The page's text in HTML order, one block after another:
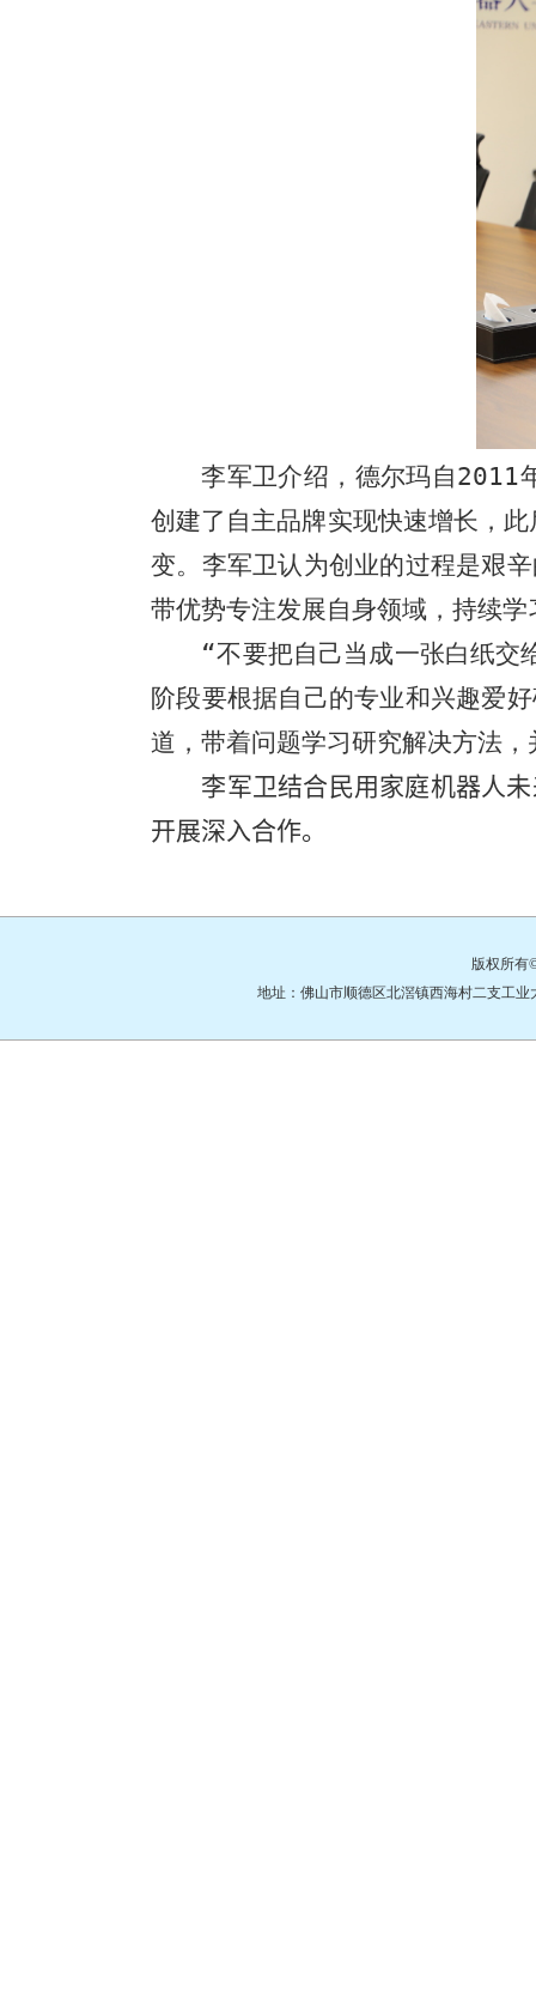
李军卫介绍，德尔玛自2011
创建了自主品牌实现快速增长，
变。李军卫认为创业的过程是艰
带优势专注发展自身领域，持续
“不要把自己当成一张白纸交
阶段要根据自己的专业和兴趣爱
道，带着问题学习研究解决方法，
李军卫结合民用家庭机器人
开展深入合作。
版权所有
地址：佛山市顺德区北滘镇西海村二支工